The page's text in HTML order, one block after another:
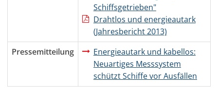
Schiffsgetrieben"
Drahtlos und energieautark
(Jahresbericht 2013)
Pressemitteilung
Energieautark und kabellos:
Neuartiges Messsystem
schützt Schiffe vor Ausfällen